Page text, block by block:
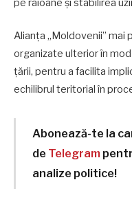
Alianța „Moldovenii”
organizate ulterior în
țării, pentru a facilita
echilibrul teritorial în
Abonează-te la
de Telegram
analize politice!